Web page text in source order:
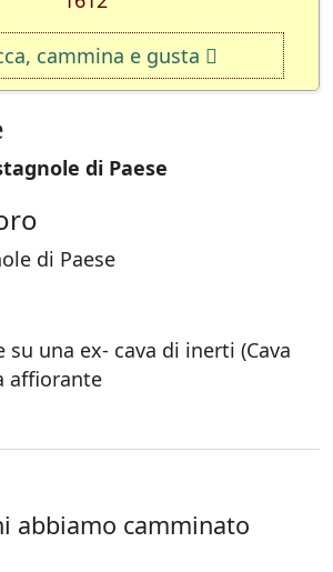
cammina e gusta
di Paese
di Paese
una ex- cava di inerti (Cava
affiorante
abbiamo camminato